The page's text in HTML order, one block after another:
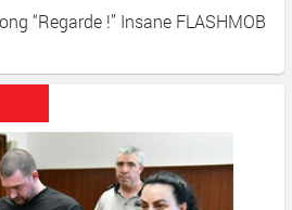
“Regarde !” Insane FLASHMOB